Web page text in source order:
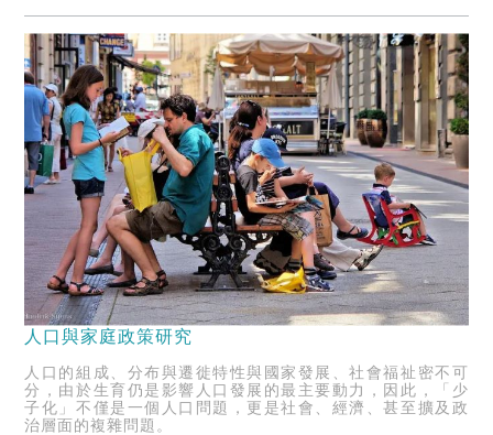
人口與家庭政策研究
人口的組成、分布與遷徙特性與國家發展、社會福祉密不可
分，由於生育仍是影響人口發展的最主要動力，因此，「少
子化」不僅是一個人口問題，更是社會、經濟、甚至擴及政
治層面的複雜問題。